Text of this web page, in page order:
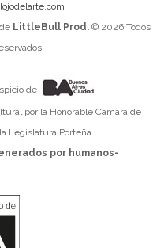
LittleBull Prod.© 2026 Todos
de
por la Honorable Cámara de
Legislatura Porteña
por humanos-